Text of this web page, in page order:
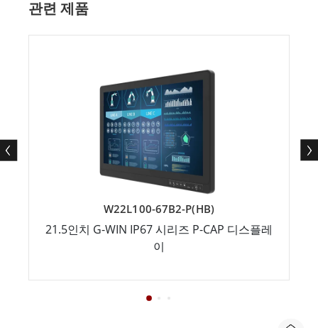
관련 제품
W22L100-67B2-P(HB)
21.5인치 G-WIN IP67 시리즈 P-CAP 디스플레
이